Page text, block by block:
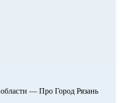
— Про Город Рязань